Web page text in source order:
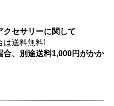
クセサリーに関して
は送料無料!
合、別途送料1,000円がかか